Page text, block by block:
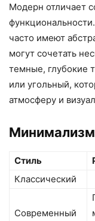
Модерн отличает
часто имеют
могут сочетать
темные, глубокие
или угольный,
атмосферу и
Минимализм
Стиль
Классический
Современный